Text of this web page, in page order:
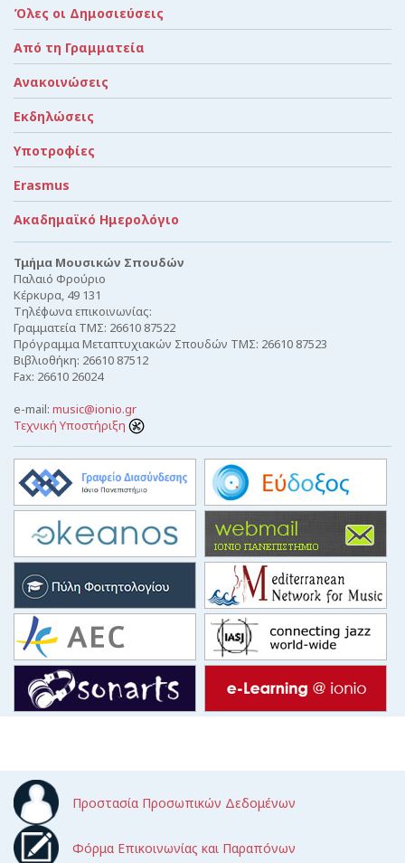
Όλες οι Δημοσιεύσεις
Από τη Γραμματεία
Ανακοινώσεις
Εκδηλώσεις
Υποτροφίες
Erasmus
Ακαδημαϊκό Ημερολόγιο
Τμήμα Μουσικών Σπουδών
Παλαιό Φρούριο
Κέρκυρα, 49 131
Τηλέφωνα επικοινωνίας:
Γραμματεία ΤΜΣ: 26610 87522
Πρόγραμμα Μεταπτυχιακών Σπουδών ΤΜΣ: 26610 87523
Βιβλιοθήκη: 26610 87512
Fax: 26610 26024
e-mail: music@ionio.gr
Τεχνική Υποστήριξη
Προστασία Προσωπικών Δεδομένων
Φόρμα Επικοινωνίας και Παραπόνων